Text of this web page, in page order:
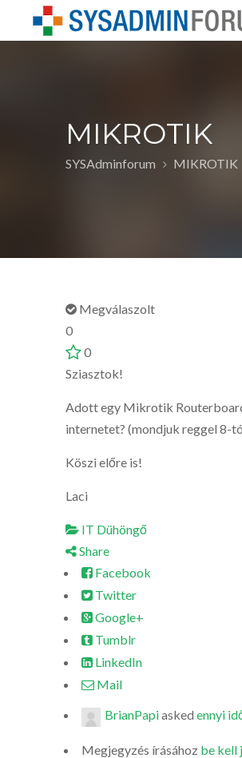
MIKROTIK
SYSAdminforum MIKROTIK
Megválaszolt
0
0
Sziasztok!
Adott egy Mikrotik
internetet? (mondjuk reggel 8-
Köszi előre is!
Laci
IT Dühöngő
Share
Facebook
Twitter
Google+
Tumblr
LinkedIn
Mail
BrianPapiasked ennyi
Megjegyzés írásához be kell